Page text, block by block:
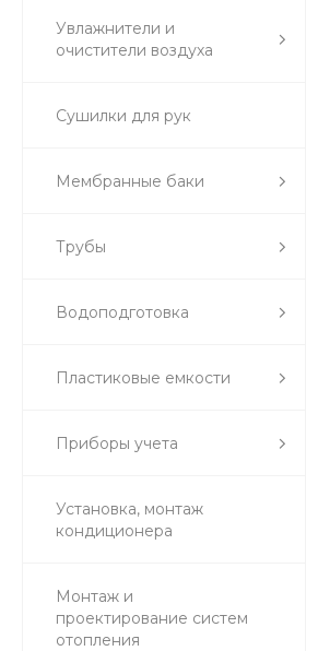
Увлажнители и
очистители воздуха
Сушилки для рук
Мембранные баки
Трубы
Водоподготовка
Пластиковые емкости
Приборы учета
Установка, монтаж
кондиционера
Монтаж и
проектирование систем
отопления